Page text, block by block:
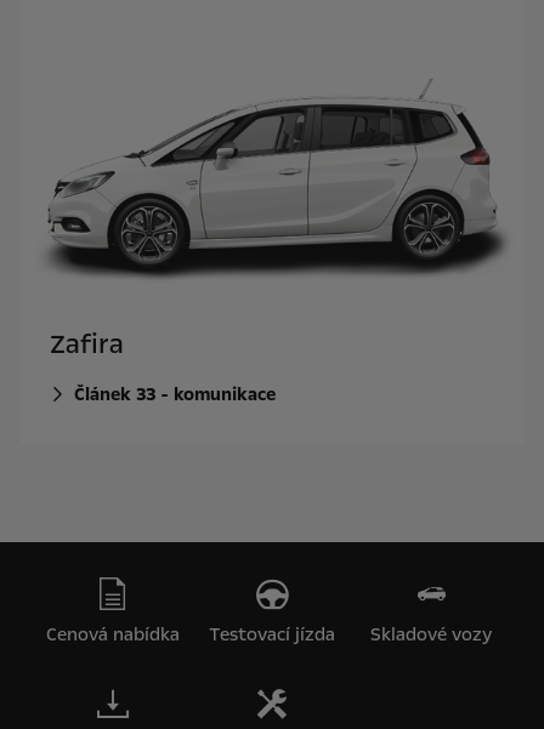
Zafira
Článek 33 - komunikace
Cenová nabídka Testovací jízda Skladové vozy